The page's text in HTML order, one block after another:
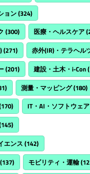
ョン(324)
(300) 医療・ヘルスケア
(271) 赤外(IR)・テラヘル
(201) 建設・土木・i-Con
測量・マッピング(180)
IT・AI・ソフトウェア
エンス (142)
モビリティ・運輸